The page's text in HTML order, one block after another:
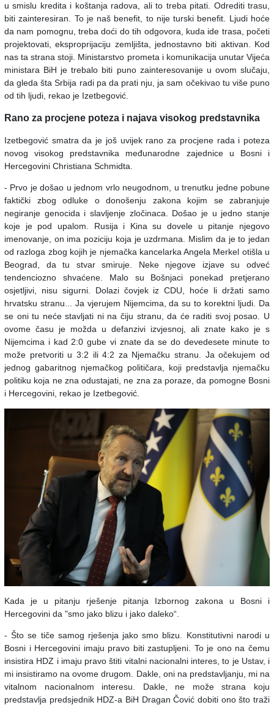
u smislu kredita i koštanja radova, ali to treba pitati. Odrediti trasu,
biti zainteresiran. To je naš benefit, to nije turski benefit. Ljudi hoće
da nam pomognu, treba doći do tih odgovora, kuda ide trasa, početi
projektovati, eksproprijaciju zemljišta, jednostavno biti aktivan. Kod
nas ta strana stoji. Ministarstvo prometa i komunikacija unutar Vijeća
ministara BiH je trebalo biti puno zainteresovanije u ovom slučaju,
da gleda šta Srbija radi pa da prati nju, ja sam očekivao tu više puno
od tih ljudi, rekao je Izetbegović.
Rano za procjene poteza i najava visokog predstavnika
Izetbegović smatra da je još uvijek rano za procjene rada i poteza
novog visokog predstavnika međunarodne zajednice u Bosni i
Hercegovini Christiana Schmidta.
- Prvo je došao u jednom vrlo neugodnom, u trenutku jedne pobune
faktički zbog odluke o donošenju zakona kojim se zabranjuje
negiranje genocida i slavljenje zločinaca. Došao je u jedno stanje
koje je pod upalom. Rusija i Kina su dovele u pitanje njegovo
imenovanje, on ima poziciju koja je uzdrmana. Mislim da je to jedan
od razloga zbog kojih je njemačka kancelarka Angela Merkel otišla u
Beograd, da tu stvar smiruje. Neke njegove izjave su odveć
tendenciozno shvaćene. Malo su Bošnjaci ponekad pretjerano
osjetljivi, nisu sigurni. Dolazi čovjek iz CDU, hoće li držati samo
hrvatsku stranu... Ja vjerujem Nijemcima, da su to korektni ljudi. Da
se oni tu neće stavljati ni na čiju stranu, da će raditi svoj posao. U
ovome času je možda u defanzivi izvjesnoj, ali znate kako je s
Nijemcima i kad 2:0 gube vi znate da se do devedesete minute to
može pretvoriti u 3:2 ili 4:2 za Njemačku stranu. Ja očekujem od
jednog gabaritnog njemačkog političara, koji predstavlja njemačku
politiku koja ne zna odustajati, ne zna za poraze, da pomogne Bosni
i Hercegovini, rekao je Izetbegović.
Kada je u pitanju rješenje pitanja Izbornog zakona u Bosni i
Hercegovini da "smo jako blizu i jako daleko“.
- Što se tiče samog rješenja jako smo blizu. Konstitutivni narodi u
Bosni i Hercegovini imaju pravo biti zastupljeni. To je ono na čemu
insistira HDZ i imaju pravo štiti vitalni nacionalni interes, to je Ustav, i
mi insistiramo na ovome drugom. Dakle, oni na predstavljanju, mi na
vitalnom nacionalnom interesu. Dakle, ne može strana koju
predstavlja predsjednik HDZ-a BiH Dragan Čović dobiti ono što traži